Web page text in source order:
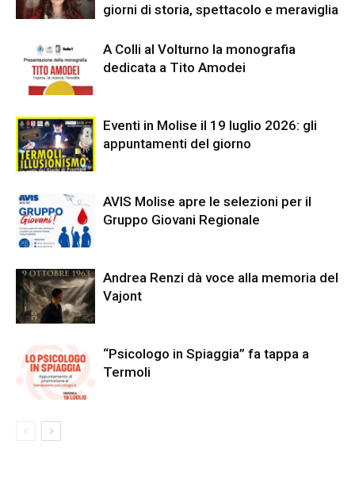
giorni di storia, spettacolo e meraviglia
A Colli al Volturno la monografia
dedicata a Tito Amodei
Eventi in Molise il 19 luglio 2026: gli
appuntamenti del giorno
AVIS Molise apre le selezioni per il
Gruppo Giovani Regionale
Andrea Renzi dà voce alla memoria del
Vajont
“Psicologo in Spiaggia” fa tappa a
Termoli